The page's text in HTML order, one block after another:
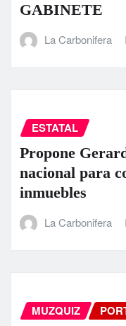
GABINETE
La Carbonifera
ESTATAL
Propone
nacional para
inmuebles
La Carbonifera
MUZQUIZ